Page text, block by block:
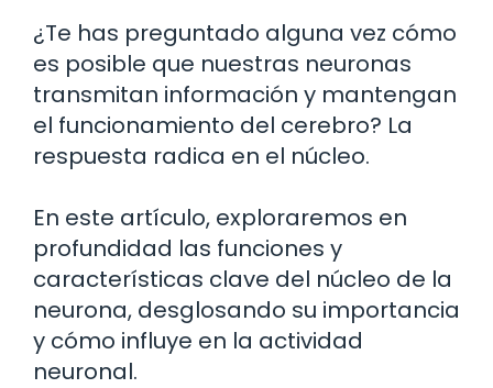
¿Te has preguntado alguna vez cómo
es posible que nuestras neuronas
transmitan información y mantengan
el funcionamiento del cerebro? La
respuesta radica en el núcleo.
En este artículo, exploraremos en
profundidad las funciones y
características clave del núcleo de la
neurona, desglosando su importancia
y cómo influye en la actividad
neuronal.